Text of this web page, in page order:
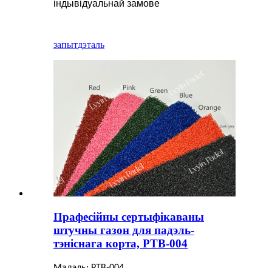
індывідуальнай замове
запытдэталь
Прафесійны сертыфікаваны
штучны газон для падэль-
тэніснага корта, PTB-004